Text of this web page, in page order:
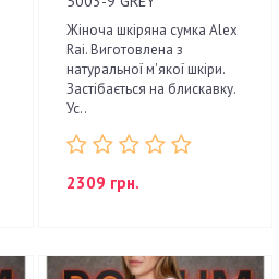
Жіноча шкіряна сумка Alex
Rai. Виготовлена з
натуральної м'якої шкіри.
Застібається на блискавку.
Ус..
2309 грн.